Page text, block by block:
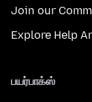
Join our
Explore Help
பயர்பாக்ஸ்